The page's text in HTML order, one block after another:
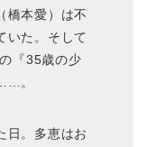
橋本愛）は不
いた。そして
『35歳の少
。
日。多恵はお